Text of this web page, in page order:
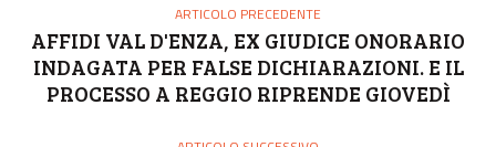
ARTICOLO PRECEDENTE
AFFIDI VAL D'ENZA, EX GIUDICE ONORARIO
INDAGATA PER FALSE DICHIARAZIONI. E IL
PROCESSO A REGGIO RIPRENDE GIOVEDÌ